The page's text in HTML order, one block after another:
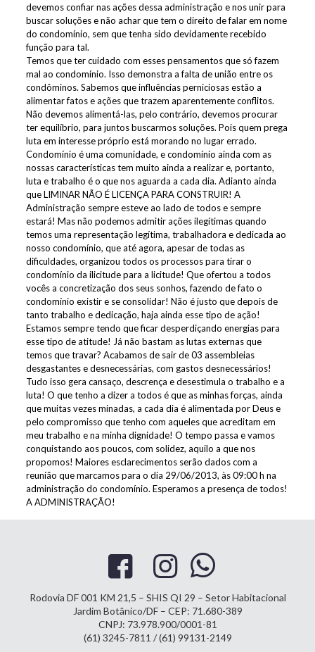
devemos confiar nas ações dessa administração e nos unir para
buscar soluções e não achar que tem o direito de falar em nome
do condomínio, sem que tenha sido devidamente recebido
função para tal.
Temos que ter cuidado com esses pensamentos que só fazem
mal ao condomínio. Isso demonstra a falta de união entre os
condôminos. Sabemos que influências perniciosas estão a
alimentar fatos e ações que trazem aparentemente conflitos.
Não devemos alimentá-las, pelo contrário, devemos procurar
ter equilíbrio, para juntos buscarmos soluções. Pois quem prega
luta em interesse próprio está morando no lugar errado.
Condomínio é uma comunidade, e condomínio ainda com as
nossas características tem muito ainda a realizar e, portanto,
luta e trabalho é o que nos aguarda a cada dia. Adianto ainda
que LIMINAR NÃO É LICENÇA PARA CONSTRUIR! A
Administração sempre esteve ao lado de todos e sempre
estará! Mas não podemos admitir ações ilegítimas quando
temos uma representação legítima, trabalhadora e dedicada ao
nosso condomínio, que até agora, apesar de todas as
dificuldades, organizou todos os processos para tirar o
condomínio da ilicitude para a licitude! Que ofertou a todos
vocês a concretização dos seus sonhos, fazendo de fato o
condomínio existir e se consolidar! Não é justo que depois de
tanto trabalho e dedicação, haja ainda esse tipo de ação!
Estamos sempre tendo que ficar desperdiçando energias para
esse tipo de atitude! Já não bastam as lutas externas que
temos que travar? Acabamos de sair de 03 assembleias
desgastantes e desnecessárias, com gastos desnecessários!
Tudo isso gera cansaço, descrença e desestimula o trabalho e a
luta! O que tenho a dizer a todos é que as minhas forças, ainda
que muitas vezes minadas, a cada dia é alimentada por Deus e
pelo compromisso que tenho com aqueles que acreditam em
meu trabalho e na minha dignidade! O tempo passa e vamos
conquistando aos poucos, com solidez, aquilo a que nos
propomos! Maiores esclarecimentos serão dados com a
reunião que marcamos para o dia 29/06/2013, às 09:00 h na
administração do condomínio. Esperamos a presença de todos!
A ADMINISTRAÇÃO!
Rodovia DF 001 KM 21,5 – SHIS QI 29 – Setor Habitacional
Jardim Botânico/DF – CEP: 71.680-389
CNPJ: 73.978.900/0001-81
(61) 3245-7811 / (61) 99131-2149